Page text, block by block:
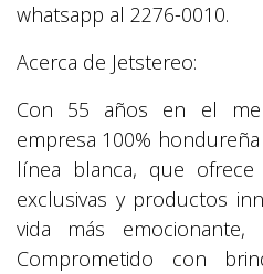
whatsapp al 2276-0010.
Acerca de Jetstereo:
Con 55 años en el
empresa 100%
línea blanca, que
exclusivas y productos
vida más emocionante,
Comprometido con